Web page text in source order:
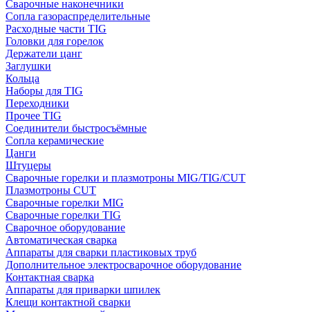
Сварочные наконечники
Сопла газораспределительные
Расходные части TIG
Головки для горелок
Держатели цанг
Заглушки
Кольца
Наборы для TIG
Переходники
Прочее TIG
Соединители быстросъёмные
Сопла керамические
Цанги
Штуцеры
Сварочные горелки и плазмотроны MIG/TIG/CUT
Плазмотроны CUT
Сварочные горелки MIG
Сварочные горелки TIG
Сварочное оборудование
Автоматическая сварка
Аппараты для сварки пластиковых труб
Дополнительное электросварочное оборудование
Контактная сварка
Аппараты для приварки шпилек
Клещи контактной сварки